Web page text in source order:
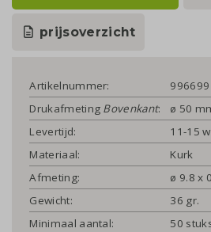
prijsoverzicht
Artikelnummer:
996699
Drukafmeting Bovenkant:
ø 50
Levertijd:
11-15
Materiaal:
Kurk
Afmeting:
ø 9.8 x
Gewicht:
36 gr.
Minimaal aantal:
50